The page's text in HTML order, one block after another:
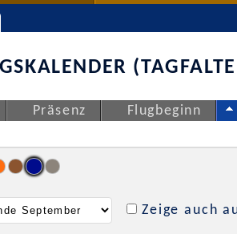
Präsenz Flugbeginn
Zeige auch